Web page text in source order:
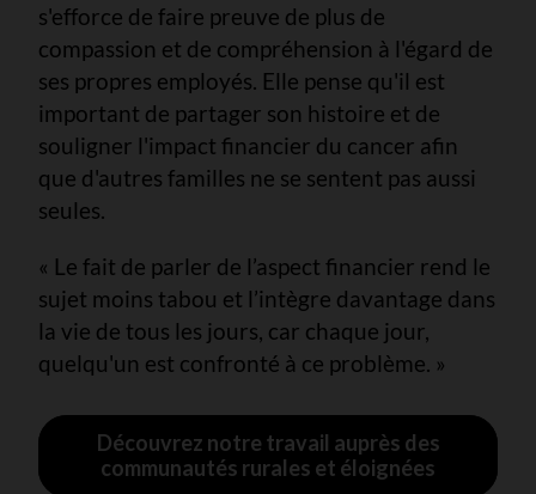
s'efforce de faire preuve de plus de
compassion et de compréhension à l'égard de
ses propres employés. Elle pense qu'il est
important de partager son histoire et de
souligner l'impact financier du cancer afin
que d'autres familles ne se sentent pas aussi
seules.
« Le fait de parler de l’aspect financier rend le
sujet moins tabou et l’intègre davantage dans
la vie de tous les jours, car chaque jour,
quelqu'un est confronté à ce problème. »
Découvrez notre travail auprès des
communautés rurales et éloignées